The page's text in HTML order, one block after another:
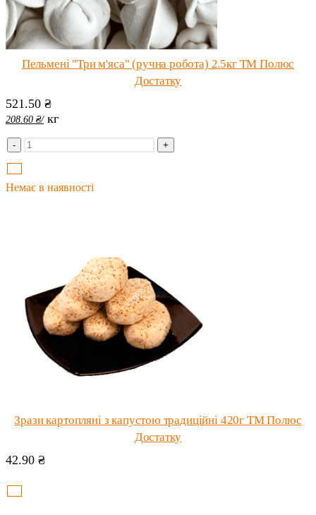
Пельмені "Три м'яса" (ручна робота) 2.5кг ТМ Полюс
Достатку
521.50 ₴
208.60 ₴/ кг
- +
Немає в наявності
Зрази картопляні з капустою традиційні 420г ТМ Полюс
Достатку
42.90 ₴